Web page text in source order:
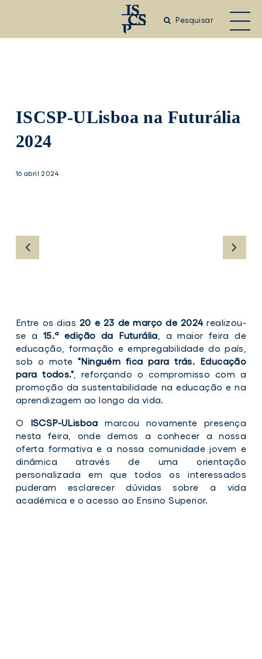
Pesquisar
ISCSP-ULisboa na Futurália
2024
16 abril 2024
2024
Futurália
2024
2024
Entre os dias 20 e 23 de março de 2024realizou-
se a 15.ª edição da Futurália
a maior feira de
educação, formação e empregabilidade do país,
sob o mote "Ninguém fica para trás. Educação
para todos.", reforçando o compromisso com a
promoção da sustentabilidade na educação e na
aprendizagem ao longo da vida.
O ISCSP-ULisboa marcou novamente presença
nesta feira, onde demos a conhecer a nossa
oferta formativa e a nossa comunidade jovem e
dinâmica através de uma orientação
personalizada em que todos os interessados
puderam esclarecer dúvidas sobre a vida
académica e o acesso ao Ensino Superior.